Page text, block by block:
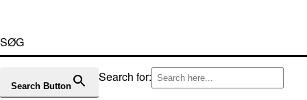
SØG
Search for:
Search Button